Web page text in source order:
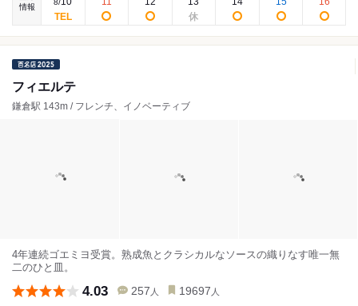
情報
8/
フィエルテ
鎌倉駅 143m / フレンチ、イノベーティブ
4年連続ゴエミヨ受賞。熟成魚とクラシカルなソースの織りなす唯一無
二のひと皿。
4.03 257 人 19697 人